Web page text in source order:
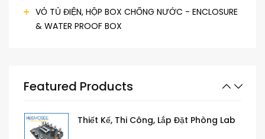
VỎ TỦ ĐIỆN, HỘP BOX CHỐNG NƯỚC - ENCLOSURE
& WATER PROOF BOX
Featured Products
Thiết Kế, Thi Công, Lắp Đặt Phòng Lab